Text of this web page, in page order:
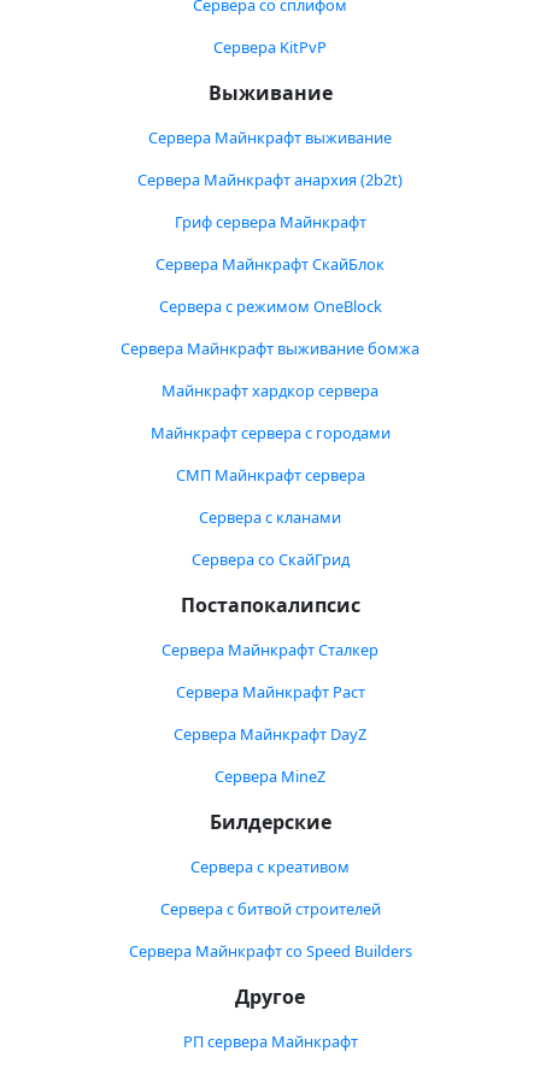
Сервера со сплифом
Сервера KitPvP
Выживание
Сервера Майнкрафт выживание
Сервера Майнкрафт анархия (2b2t)
Гриф сервера Майнкрафт
Сервера Майнкрафт СкайБлок
Сервера с режимом OneBlock
Сервера Майнкрафт выживание бомжа
Майнкрафт хардкор сервера
Майнкрафт сервера с городами
СМП Майнкрафт сервера
Сервера с кланами
Сервера со СкайГрид
Постапокалипсис
Сервера Майнкрафт Сталкер
Сервера Майнкрафт Раст
Сервера Майнкрафт DayZ
Сервера MineZ
Билдерские
Сервера с креативом
Сервера с битвой строителей
Сервера Майнкрафт со Speed Builders
Другое
РП сервера Майнкрафт